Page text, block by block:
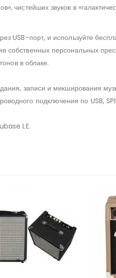
чистейших звуков в
USB-порт, и используйте
персональных
в облаке.
записи и микширования
подключения по USB,
LE.